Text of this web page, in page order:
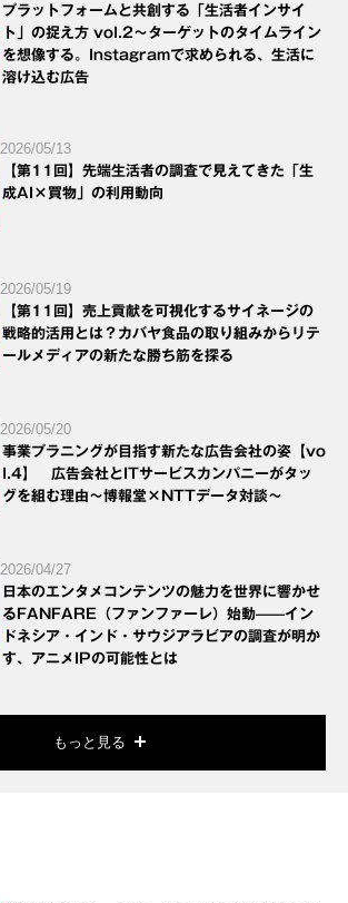
プラットフォームと共創する「生活者インサイ
ト」の捉え方 vol.2～ターゲットのタイムライン
を想像する。Instagramで求められる、生活に
溶け込む広告
2026/05/13
【第11回】先端生活者の調査で見えてきた「生
成AI×買物」の利用動向
2026/05/19
【第11回】売上貢献を可視化するサイネージの
戦略的活用とは？カバヤ食品の取り組みからリテ
ールメディアの新たな勝ち筋を探る
2026/05/20
事業プラニングが目指す新たな広告会社の姿【vo
l.4】 広告会社とITサービスカンパニーがタッ
グを組む理由～博報堂×NTTデータ対談～
2026/04/27
日本のエンタメコンテンツの魅力を世界に響かせ
るFANFARE（ファンファーレ）始動——イン
ドネシア・インド・サウジアラビアの調査が明か
す、アニメIPの可能性とは
もっと見る